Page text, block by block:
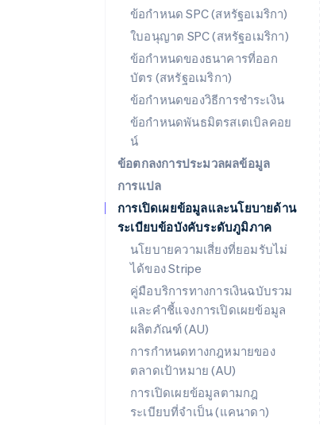
ข้อกำหนด SPC (สหรัฐอเมริกา)
ใบอนุญาต SPC (สหรัฐอเมริกา)
ข้อกำหนดของธนาคารที่ออก
บัตร (สหรัฐอเมริกา)
ข้อกำหนดของวิธีการชำระเงิน
ข้อกำหนดพันธมิตรสเตเบิลคอย
น์
ข้อตกลงการประมวลผลข้อมูล
การแปล
การเปิดเผยข้อมูลและนโยบายด้าน
ระเบียบข้อบังคับระดับภูมิภาค
นโยบายความเสี่ยงที่ยอมรับไม่
ได้ของ Stripe
คู่มือบริการทางการเงินฉบับรวม
และคำชี้แจงการเปิดเผยข้อมูล
ผลิตภัณฑ์ (AU)
การกำหนดทางกฎหมายของ
ตลาดเป้าหมาย (AU)
การเปิดเผยข้อมูลตามกฎ
ระเบียบที่จำเป็น (แคนาดา)